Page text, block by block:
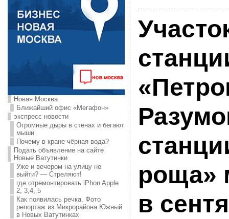
Новая Москва
Ближайший офис «Мегафон»
экспресс новости
Огромные дыры в стенах и бегают
мыши
Почему в кране чёрная вода?
Подать объявление на сайте
Новые Ватутинки
Уже и вечером на улицу не
выйти? — Стреляют!
где отремонтировать iPhon Apple
2, 3,4, 5
Как появилась речка. Фото
репортаж из Микрорайона Южный
в Новых Ватутинках
роща»
в